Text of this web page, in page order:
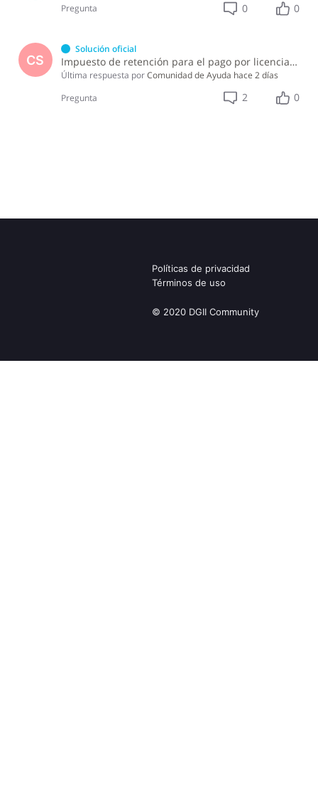
Pregunta
0 0
CS
Solución oficial
Impuesto de retención para el pago por licencia de software y soporte de software ?
Última respuesta porComunidad de Ayuda hace 2 días
Pregunta
2 0
Políticas de privacidad
Términos de uso
© 2020 DGII Community